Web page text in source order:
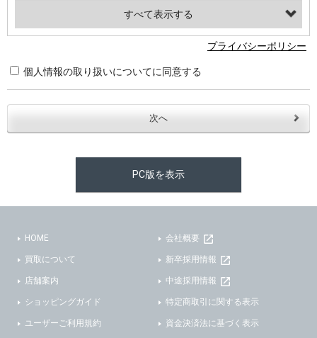
・お問合せへの対応のため
３．個人情報の第三者提供と委託
当社は、以下のいずれかの場合を除いて、個人データを同意いただいた範囲を超えて利用したり第三者に提供したりいたしません。
(2)法令等により開示を求められた場合。
４．ご提供の任意性
５．ご本人が容易に知覚できない方法による個人情報の取得
プライバシーポリシー
個人情報の取り扱いについてに同意する
PC版を表示
HOME
買取について
店舗案内
ショッピングガイド
ユーザーご利用規約
会社概要
新卒採用情報
中途採用情報
特定商取引に関する表示
資金決済法に基づく表示